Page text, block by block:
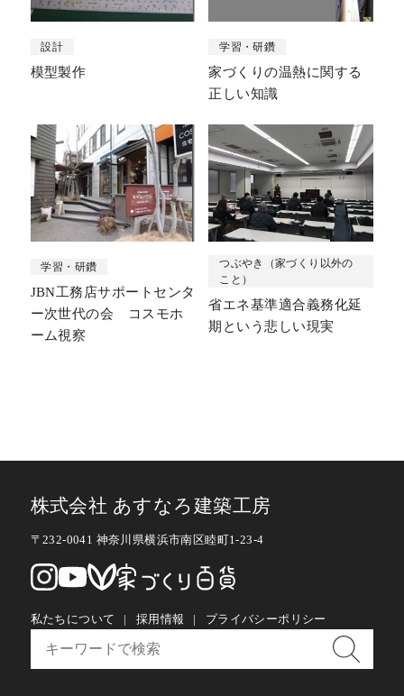
設計
模型製作
学習・研鑽
家づくりの温熱に関する
正しい知識
学習・研鑽
JBN工務店サポートセンタ
ー次世代の会 コスモホ
ーム視察
つぶやき（家づくり以外の
こと）
省エネ基準適合義務化延
期という悲しい現実
株式会社 あすなろ建築工房
〒232-0041 神奈川県横浜市南区睦町1-23-4
私たちについて 採用情報 プライバシーポリシー